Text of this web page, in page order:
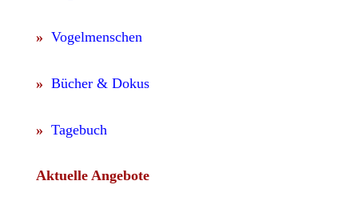
» Vogelmenschen
» Bücher & Dokus
» Tagebuch
Aktuelle Angebote